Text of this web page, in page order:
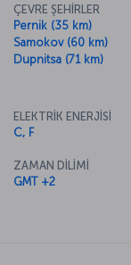
ÇEVRE ŞEHİRLER
Pernik (35 km)
Samokov (60 km)
Dupnitsa (71 km)
ELEKTRİK ENERJİSİ
C, F
ZAMAN DİLİMİ
GMT +2